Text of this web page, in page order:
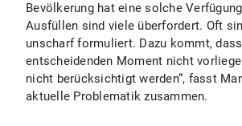
Bevölkerung hat eine solche
Ausfüllen sind viele überfordert. Oft
unscharf formuliert. Dazu kommt,
entscheidenden Moment nicht
nicht berücksichtigt werden“, fasst
aktuelle Problematik zusammen.